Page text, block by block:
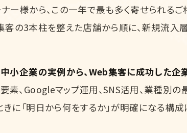
ー様から、この一年で最も多く寄せられるご
客の3本柱を整えた店舗から順に、新規流入
小企業の実例から、Web集客に成功した企
素、Googleマップ運用、SNS活用、業種別の
に「明日から何をするか」が明確になる構成